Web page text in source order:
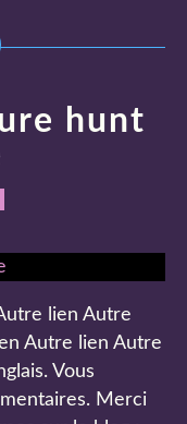
hunt
lien Autre
Autre lien Autre
Vous
Merci